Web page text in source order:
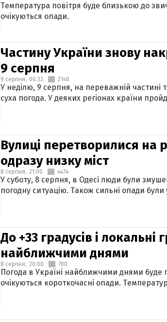
Температура повітря буде близькою до
очікуються опади.
Частину України знову
9 серпня
9 серпня, 06:33 2140
У неділю, 9 серпня, на переважній частині
суха погода. У деяких регіонах країни
Вулиці перетворилися на
одразу низку міст
8 серпня, 21:00 4474
У суботу, 8 серпня, в Одесі люди були
погодну ситуацію. Також сильні опади були
До +33 градусів і
найближчими днями
8 серпня, 20:00 780
Погода в Україні найближчими днями
очікуються короткочасні опади.